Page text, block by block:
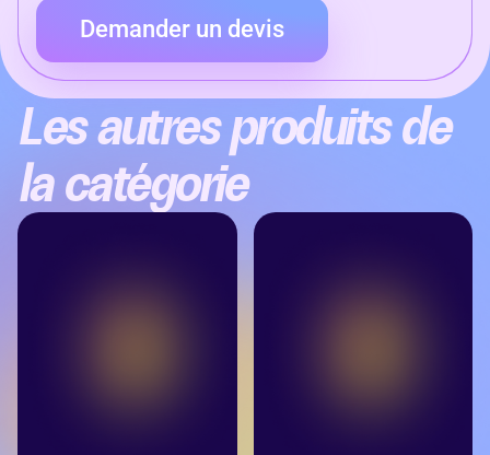
Demander un devis
Les autres produits de
la catégorie